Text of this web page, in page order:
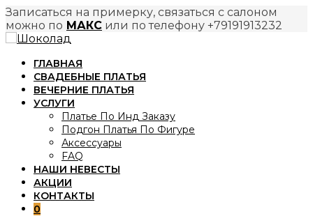
Записаться на примерку, связаться с салоном
можно по МАКС или по телефону +79191913232
Перейти
содержимому
ГЛАВНАЯ
СВАДЕБНЫЕ ПЛАТЬЯ
ВЕЧЕРНИЕ ПЛАТЬЯ
УСЛУГИ
Платье По Инд Заказу
Подгон Платья По Фигуре
Аксессуары
FAQ
НАШИ НЕВЕСТЫ
АКЦИИ
КОНТАКТЫ
0